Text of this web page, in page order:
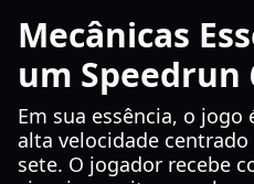
Mecânicas
um Speedrun
Em sua essência, o
alta velocidade
sete. O jogador recebe